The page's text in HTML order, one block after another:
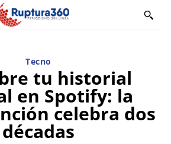
Tecno
tu historial
en Spotify: la
celebra dos
décadas